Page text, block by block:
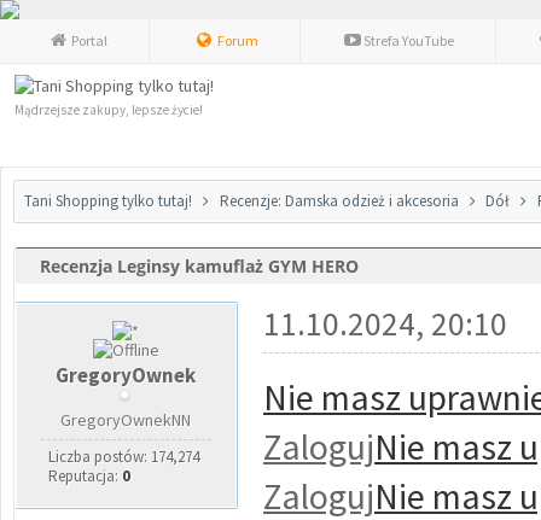
Portal Forum Strefa YouTube
Mądrzejsze zakupy, lepsze życie!
Tani Shopping tylko tutaj! Recenzje: Damska odzież i akcesoria Dół
głosów - średnia: 0
Recenzja Leginsy kamuflaż GYM HERO
GregoryOwnek
GregoryOwnekNN
Liczba postów: 174,274
Reputacja: 0
11.10.2024, 20:10
Nie masz
ZalogujNie masz
ZalogujNie masz